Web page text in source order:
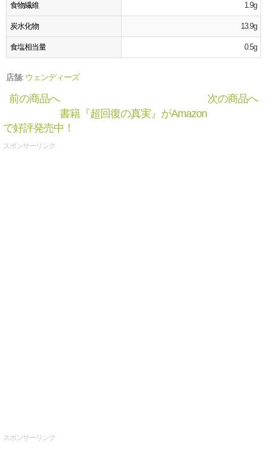
食物繊維 1.9g
炭水化物 13.9g
食塩相当量 0.5g
店舗: ウェンディーズ
前の商品へ
次の商品へ
書籍『超回復の真実』がAmazon
で好評発売中！
スポンサーリンク
スポンサーリンク